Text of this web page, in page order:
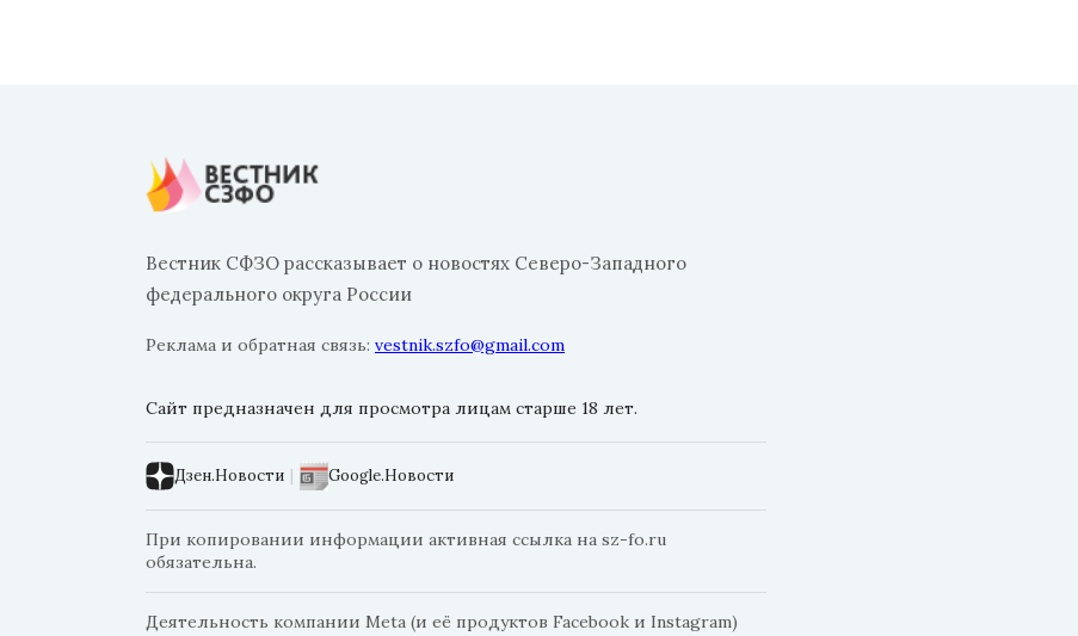
Вестник СФЗО рассказывает о новостях Северо-Западного
федерального округа России
Реклама и обратная связь: vestnik.szfo@gmail.com
Сайт предназначен для просмотра лицам старше 18 лет.
Дзен.Новости | Google.Новости
При копировании информации активная ссылка на sz-fo.ru
обязательна.
Деятельность компании Meta (и её продуктов Facebook и Instagram)